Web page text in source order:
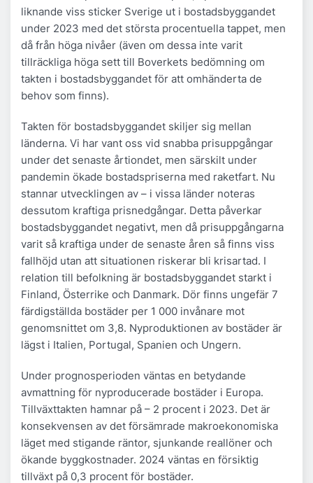
liknande viss sticker Sverige ut i bostadsbyggandet
under 2023 med det största procentuella tappet, men
då från höga nivåer (även om dessa inte varit
tillräckliga höga sett till Boverkets bedömning om
takten i bostadsbyggandet för att omhänderta de
behov som finns).
Takten för bostadsbyggandet skiljer sig mellan
länderna. Vi har vant oss vid snabba prisuppgångar
under det senaste årtiondet, men särskilt under
pandemin ökade bostadspriserna med raketfart. Nu
stannar utvecklingen av – i vissa länder noteras
dessutom kraftiga prisnedgångar. Detta påverkar
bostadsbyggandet negativt, men då prisuppgångarna
varit så kraftiga under de senaste åren så finns viss
fallhöjd utan att situationen riskerar bli krisartad. I
relation till befolkning är bostadsbyggandet starkt i
Finland, Österrike och Danmark. Dör finns ungefär 7
färdigställda bostäder per 1 000 invånare mot
genomsnittet om 3,8. Nyproduktionen av bostäder är
lägst i Italien, Portugal, Spanien och Ungern.
Under prognosperioden väntas en betydande
avmattning för nyproducerade bostäder i Europa.
Tillväxttakten hamnar på – 2 procent i 2023. Det är
konsekvensen av det försämrade makroekonomiska
läget med stigande räntor, sjunkande reallöner och
ökande byggkostnader. 2024 väntas en försiktig
tillväxt på 0,3 procent för bostäder.